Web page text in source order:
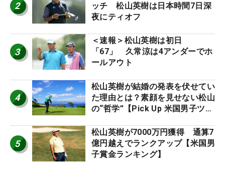
2
ッチ 松山英樹は日本時間7日深
夜にティオフ
3
＜速報＞松山英樹は初日
「67」 久常涼は4アンダーでホ
ールアウト
4
松山英樹が結婚の発表を伏せてい
た理由とは？素顔を見せない松山
の“哲学”【Pick Up 米国男子ツア
5
松山英樹が7000万円獲得 通算7
億円越えでランクアップ【米国男
子賞金ランキング】